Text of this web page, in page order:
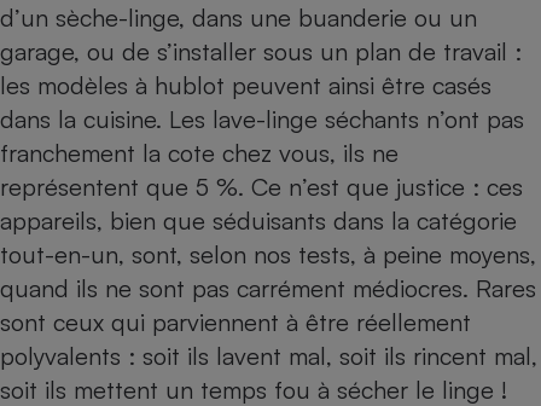
d’un sèche-linge, dans une buanderie ou un
garage, ou de s’installer sous un plan de travail :
les modèles à hublot peuvent ainsi être casés
dans la cuisine. Les lave-linge séchants n’ont pas
franchement la cote chez vous, ils ne
représentent que 5 %. Ce n’est que justice : ces
appareils, bien que séduisants dans la catégorie
tout-en-un, sont, selon nos tests, à peine moyens,
quand ils ne sont pas carrément médiocres. Rares
sont ceux qui parviennent à être réellement
polyvalents : soit ils lavent mal, soit ils rincent mal,
soit ils mettent un temps fou à sécher le linge !